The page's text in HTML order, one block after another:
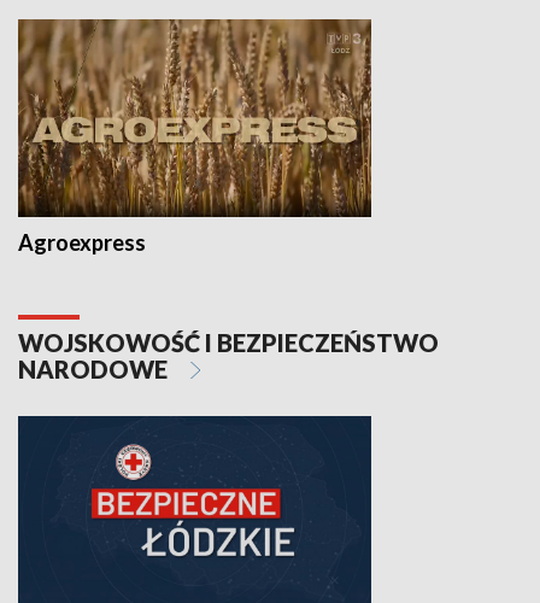
Agroexpress
WOJSKOWOŚĆ I BEZPIECZEŃSTWO
NARODOWE